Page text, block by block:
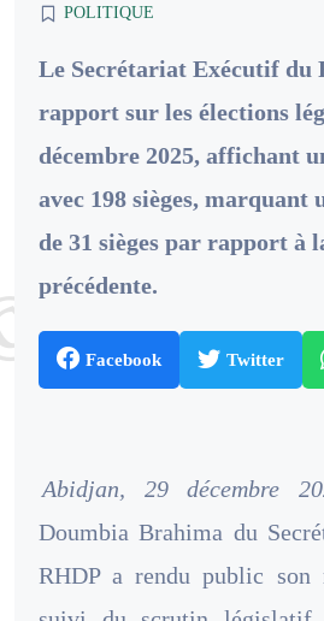
POLITIQUE
Le Secrétariat Exécutif du
rapport sur les élections
décembre 2025, affichant
avec 198 sièges, marquant
de 31 sièges par rapport à
précédente.
Facebook Twitter
Abidjan, 29 décembre
Doumbia Brahima du
RHDP a rendu public son